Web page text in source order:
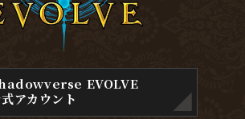
EVOLVE
アカウント